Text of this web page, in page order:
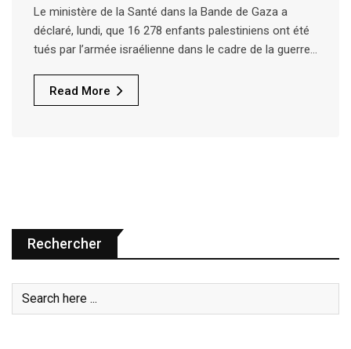
Le ministère de la Santé dans la Bande de Gaza a
déclaré, lundi, que 16 278 enfants palestiniens ont été
tués par l’armée israélienne dans le cadre de la guerre…
Read More
Rechercher